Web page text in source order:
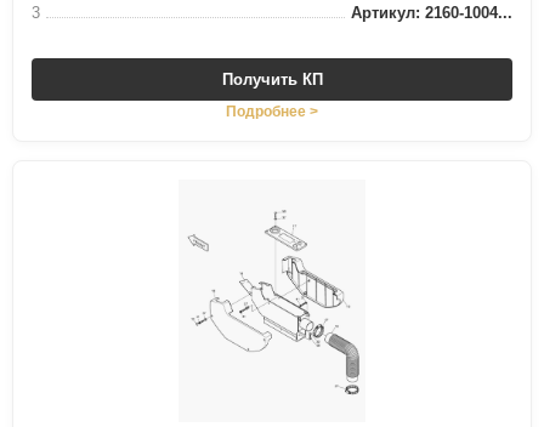
3
Артикул: 2160-1004...
Получить КП
Подробнее >